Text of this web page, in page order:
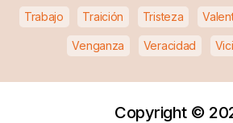
Trabajo Traición Tristeza
Venganza Veracidad
Copyright ©